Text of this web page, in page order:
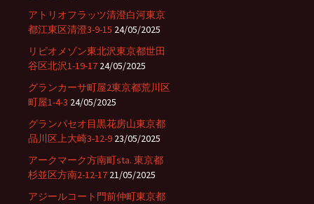
アトリオフラッツ清澄白河東京
都江東区清澄3-9-15 24/05/2025
リビオメゾン東北沢東京都世田
谷区北沢1-19-17 24/05/2025
グランカーサ町屋2東京都荒川区
町屋1-4-3 24/05/2025
グランパセオ目黒花房山東京都
品川区上大崎3-12-9 23/05/2025
アークマーク方南町sta. 東京都
杉並区方南2-12-17 21/05/2025
アジールコート門前仲町東京都